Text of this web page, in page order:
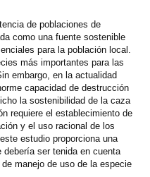
de poblaciones de
como una fuente sostenible
para la población local.
más importantes para las
embargo, en la actualidad
capacidad de destrucción
la sostenibilidad de la caza
requiere el establecimiento de
y el uso racional de los
estudio proporciona una
ser tenida en cuenta
manejo de uso de la especie